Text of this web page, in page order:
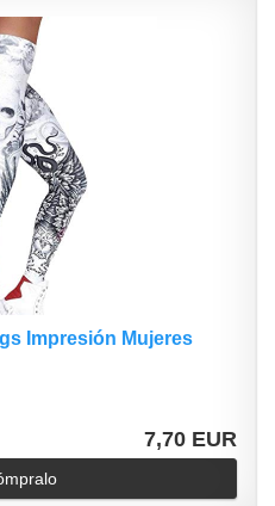
Impresión Mujeres
7,70 EUR